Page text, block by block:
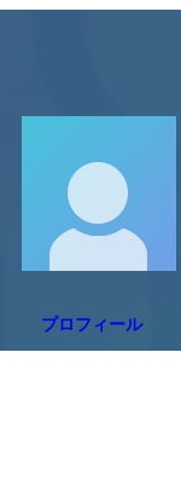
プロフィール